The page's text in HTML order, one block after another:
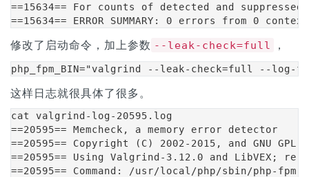
==15634== For counts of detected and
==15634== ERROR SUMMARY: 0 errors from 0
修改了启动命令，加上参数 --leak-check=full ，
php_fpm_BIN="valgrind --leak-check=full --
这样日志就很具体了很多。
cat valgrind-log-20595.log
==20595== Memcheck, a memory error detector
==20595== Copyright (C) 2002-2015, and GNU
==20595== Using Valgrind-3.12.0 and LibVEX;
==20595== Command: /usr/local/php/sbin/php-